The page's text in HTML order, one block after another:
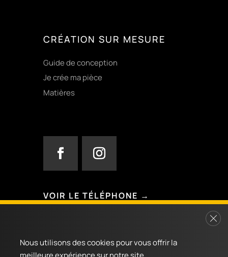
CRÉATION SUR MESURE
Guide de conception
Je crée ma pièce
Matières
VOIR LE TÉLÉPHONE →
Nous utilisons des cookies pour vous offrir la